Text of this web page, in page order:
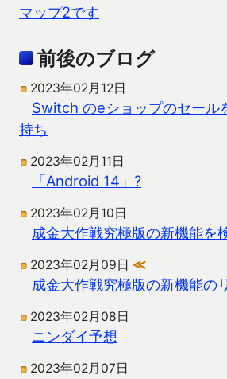
マップ2です
前後のブログ
2023年02月12日
Switch のeショップのセール
持ち
2023年02月11日
「Android 14」?
2023年02月10日
成金大作戦究極版の新機能を
2023年02月09日 ≪
成金大作戦究極版の新機能の
2023年02月08日
ニンダイ予想
2023年02月07日